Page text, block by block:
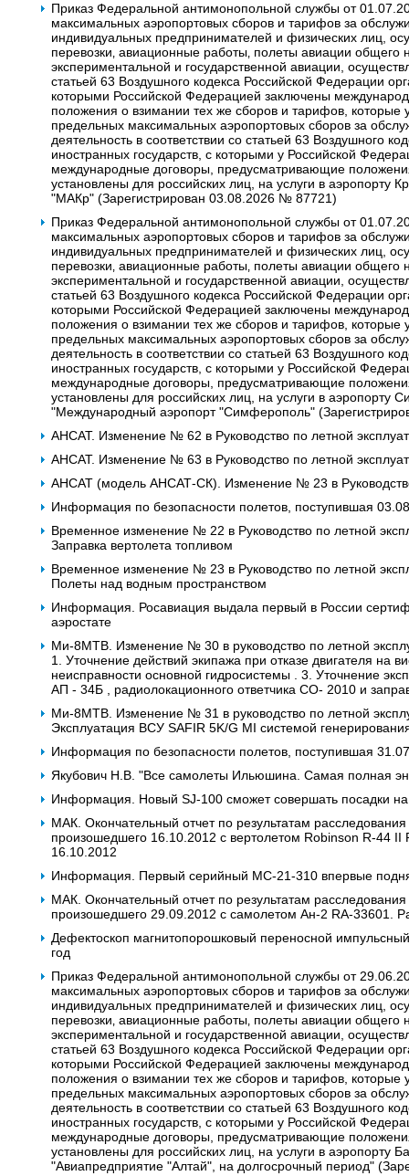
Приказ Федеральной антимонопольной службы от
максимальных аэропортовых сборов и тарифов за
индивидуальных предпринимателей и физических лиц,
перевозки‚ авиационные работы‚ полеты авиации общего
экспериментальной и государственной авиации,
статьей 63 Воздушного кодекса Российской Федерации
которыми Российской Федерацией заключены
положения о взимании тех же сборов и тарифов, которые
предельных максимальных аэропортовых сборов за
деятельность в соответствии со статьей 63 Воздушного
иностранных государств, с которыми у Российской
международные договоры, предусматривающие
установлены для российских лиц, на услуги в аэропорту
"МАКр" (Зарегистрирован 03.08.2026 № 87721)
Приказ Федеральной антимонопольной службы от
максимальных аэропортовых сборов и тарифов за
индивидуальных предпринимателей и физических лиц,
перевозки‚ авиационные работы‚ полеты авиации общего
экспериментальной и государственной авиации,
статьей 63 Воздушного кодекса Российской Федерации
которыми Российской Федерацией заключены
положения о взимании тех же сборов и тарифов, которые
предельных максимальных аэропортовых сборов за
деятельность в соответствии со статьей 63 Воздушного
иностранных государств, с которыми у Российской
международные договоры, предусматривающие
установлены для российских лиц, на услуги в
"Международный аэропорт "Симферополь"
АНСАТ. Изменение № 62 в Руководство по летной
АНСАТ. Изменение № 63 в Руководство по летной
АНСАТ (модель АНСАТ-СК). Изменение № 23 в
Информация по безопасности полетов, поступившая
Временное изменение № 22 в Руководство по летной
Заправка вертолета топливом
Временное изменение № 23 в Руководство по летной
Полеты над водным пространством
Информация. Росавиация выдала первый в России
аэростате
Ми-8МТВ. Изменение № 30 в руководство по летной
1. Уточнение действий экипажа при отказе двигателя на
неисправности основной гидросистемы . 3. Уточнение
АП - 34Б , радиолокационного ответчика СО- 2010 и
Ми-8МТВ. Изменение № 31 в руководство по летной
Эксплуатация ВСУ SAFIR 5K/G MI системой
Информация по безопасности полетов, поступившая
Якубович Н.В. "Все самолеты Ильюшина. Самая полная
Информация. Новый SJ-100 сможет совершать посадки на
МАК. Окончательный отчет по результатам
произошедшего 16.10.2012 с вертолетом Robinson R-44 II
16.10.2012
Информация. Первый серийный МС-21-310 впервые
МАК. Окончательный отчет по результатам
произошедшего 29.09.2012 с самолетом Ан-2 RA-33601.
Дефектоскоп магнитопорошковый переносной
год
Приказ Федеральной антимонопольной службы от
максимальных аэропортовых сборов и тарифов за
индивидуальных предпринимателей и физических лиц,
перевозки‚ авиационные работы‚ полеты авиации общего
экспериментальной и государственной авиации,
статьей 63 Воздушного кодекса Российской Федерации
которыми Российской Федерацией заключены
положения о взимании тех же сборов и тарифов, которые
предельных максимальных аэропортовых сборов за
деятельность в соответствии со статьей 63 Воздушного
иностранных государств, с которыми у Российской
международные договоры, предусматривающие
установлены для российских лиц, на услуги в
"Авиапредприятие "Алтай", на долгосрочный период"